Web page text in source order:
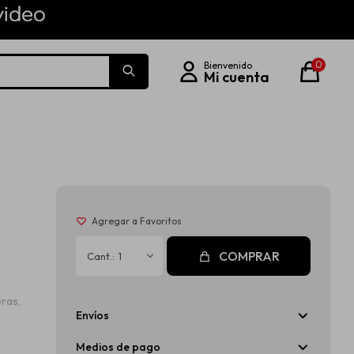
0
1 COMPRAR
Envíos
Medios de pago